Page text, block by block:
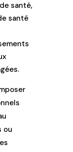
santé,
santé
ou